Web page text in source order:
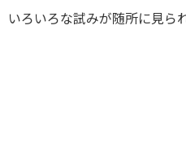
いろいろな試みが随所に見ら